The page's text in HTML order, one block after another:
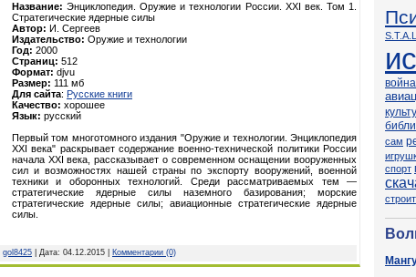
Название: Энциклопедия. Оружие и технологии России. XXI век. Том 1.
Стратегические ядерные силы
Автор: И. Сергеев
Издательство: Оружие и технологии
Год: 2000
Страниц: 512
Формат: djvu
Размер: 111 мб
Для сайта: Русские книги
Качество: хорошее
Язык: русский
Первый том многотомного издания "Оружие и технологии. Энциклопедия
XXI века" раскрывает содержание военно-технической политики России
начала ХХI века, рассказывает о современном оснащении вооруженных
сил и возможностях нашей страны по экспорту вооружений, военной
техники и оборонных технологий. Среди рассматриваемых тем —
стратегические ядерные силы наземного базирования; морские
стратегические ядерные силы; авиационные стратегические ядерные
силы.
gol8425 | Дата: 04.12.2015 Комментарии (0)
война
сам
спорт